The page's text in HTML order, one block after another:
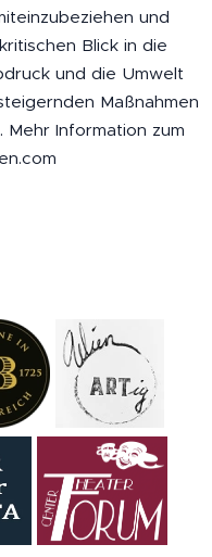
und
Blick in die
und die Umwelt
Maßnahmen
Information zum